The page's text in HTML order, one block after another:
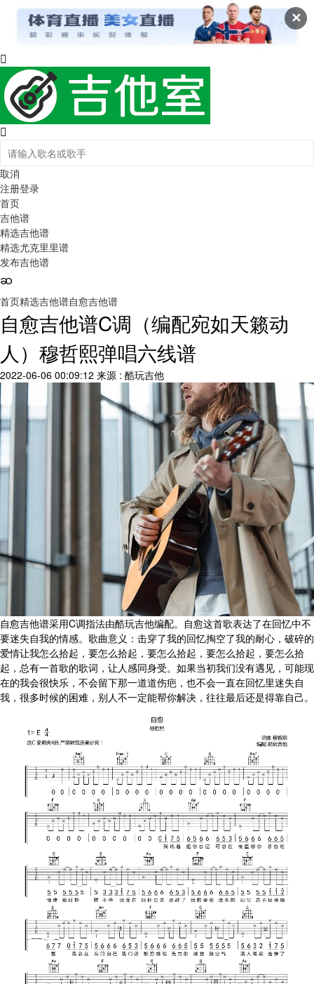
✕
取消
注册登录
首页
吉他谱
精选吉他谱
精选尤克里里谱
发布吉他谱
首页精选吉他谱自愈吉他谱
自愈吉他谱C调（编配宛如天籁动
人）穆哲熙弹唱六线谱
2022-06-06 00:09:12 来源 : 酷玩吉他
自愈吉他谱采用C调指法由酷玩吉他编配。自愈这首歌表达了在回忆中不
要迷失自我的情感。歌曲意义：击穿了我的回忆掏空了我的耐心，破碎的
爱情让我怎么拾起，要怎么拾起，要怎么拾起，要怎么拾起，要怎么拾
起，总有一首歌的歌词，让人感同身受。如果当初我们没有遇见，可能现
在的我会很快乐，不会留下那一道道伤疤，也不会一直在回忆里迷失自
我，很多时候的困难，别人不一定能帮你解决，往往最后还是得靠自己。